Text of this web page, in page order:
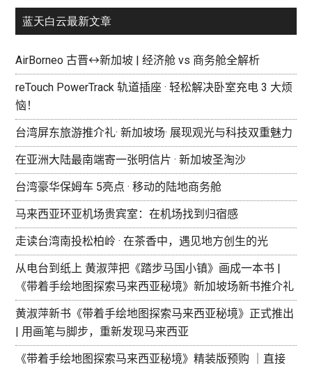
蓝天白云最新文章
AirBorneo 古晋↔新加坡 | 经济舱 vs 商务舱全解析
reTouch PowerTrack 轨道插座 · 轻松解决卧室充电 3 大烦
恼！
台湾屏东旅游推介礼· 新加坡场· 展现观光与科技双重魅力
在亚洲大陆最南端寄一张明信片 · 新加坡圣淘沙
台湾豪华保姆车 5亮点 · 移动的陆地商务舱
马来西亚环亚机场贵宾室：在机场找到归宿感
走读台湾南投松柏岭 · 在茶香中，遇见地方创生的光
从电台到纸上 黄淑萍把《踏步马国小镇》画成一本书 |
《带着手绘地图探索马来西亚秘境》新加坡场新书推介礼
黄淑萍新书《带着手绘地图探索马来西亚秘境》正式推出
| 用画笔与脚步，重新发现马来西亚
《带着手绘地图探索马来西亚秘境》精装版预购 ｜直接